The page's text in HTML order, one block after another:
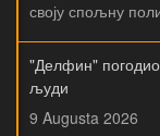
своју спољну
"Делфин"
људи
9 Augusta 2026